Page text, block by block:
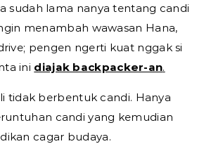
sudah lama nanya tentang candi
menambah wawasan Hana,
pengen ngerti kuat nggak si
ini diajak backpacker-an.
tidak berbentuk candi. Hanya
candi yang kemudian
cagar budaya.